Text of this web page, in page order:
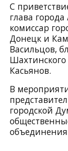
С
глава
комиссар
Донецк и
Васильцов,
Шахтинского
Касьянов.
В
городской